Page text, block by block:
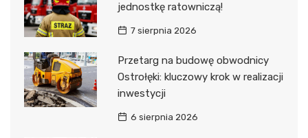
jednostkę ratowniczą!
7 sierpnia 2026
Przetarg na budowę obwodnicy
Ostrołęki: kluczowy krok w realizacji
inwestycji
6 sierpnia 2026